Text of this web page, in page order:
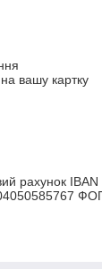
вашу картку
рахунок IBAN